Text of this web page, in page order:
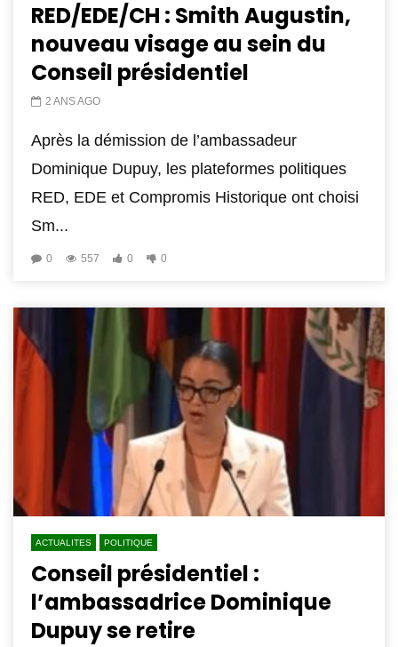
RED/EDE/CH : Smith Augustin,
nouveau visage au sein du
Conseil présidentiel
2 ANS AGO
Après la démission de l’ambassadeur
Dominique Dupuy, les plateformes politiques
RED, EDE et Compromis Historique ont choisi
Sm...
0 557 0 0
ACTUALITES POLITIQUE
Conseil présidentiel :
l’ambassadrice Dominique
Dupuy se retire